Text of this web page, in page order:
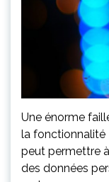
Une énorme
la fonctionnalité
peut permettre
des données